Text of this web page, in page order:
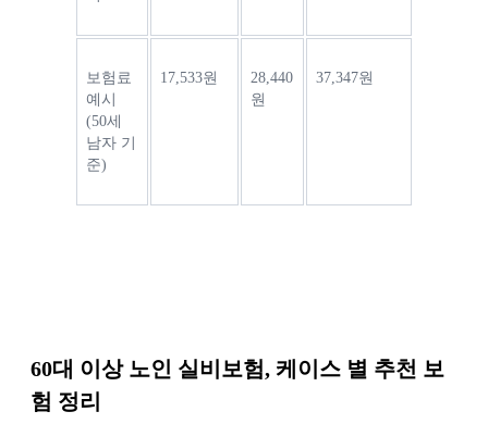
보험료
예시
(50세
남자 기
준)
17,533원
28,440
원
37,347원
60대 이상 노인 실비보험, 케이스 별 추천 보
험 정리